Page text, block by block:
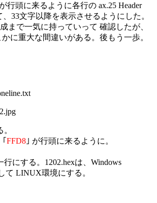
行頭に来るように各行の ax.25 Header
33文字以降を表示させるようにした。
まで一気に持っていって 確認したが、
に重大な間違いがある。後もう一歩。
FFD8 ｣ が行頭に来るように。
にする。1202.hexは、Windows
て LINUX環境にする。